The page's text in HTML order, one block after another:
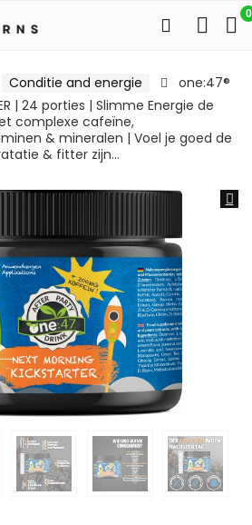
0
Conditie and energie
one:47®
| 24 porties | Slimme Energie de
complexe cafeïne,
& mineralen | Voel je goed de
& fitter zijn…